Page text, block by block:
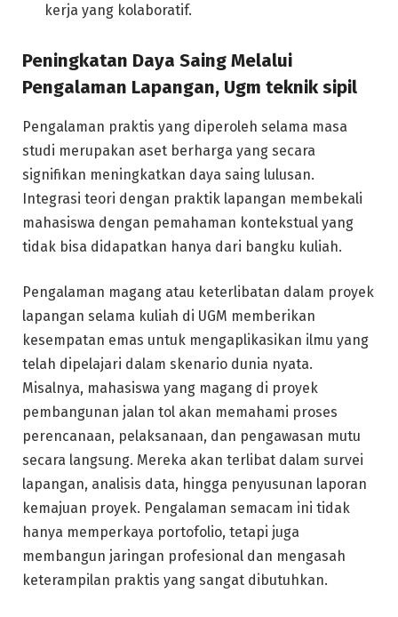
kerja yang kolaboratif.
Peningkatan Daya Saing Melalui
Pengalaman Lapangan, Ugm teknik sipil
Pengalaman praktis yang diperoleh selama masa
studi merupakan aset berharga yang secara
signifikan meningkatkan daya saing lulusan.
Integrasi teori dengan praktik lapangan membekali
mahasiswa dengan pemahaman kontekstual yang
tidak bisa didapatkan hanya dari bangku kuliah.
Pengalaman magang atau keterlibatan dalam proyek
lapangan selama kuliah di UGM memberikan
kesempatan emas untuk mengaplikasikan ilmu yang
telah dipelajari dalam skenario dunia nyata.
Misalnya, mahasiswa yang magang di proyek
pembangunan jalan tol akan memahami proses
perencanaan, pelaksanaan, dan pengawasan mutu
secara langsung. Mereka akan terlibat dalam survei
lapangan, analisis data, hingga penyusunan laporan
kemajuan proyek. Pengalaman semacam ini tidak
hanya memperkaya portofolio, tetapi juga
membangun jaringan profesional dan mengasah
keterampilan praktis yang sangat dibutuhkan.